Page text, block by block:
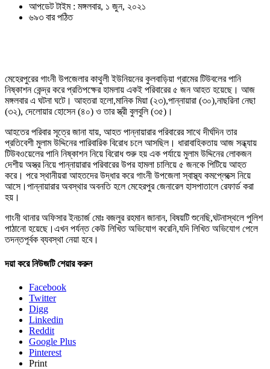
আপডেট টাইম : মঙ্গলবার, ১ জুন, ২০২১
৬৯৩ বার পঠিত
মেহেরপুরের গাংনী উপজেলার কাথুলী ইউনিয়নের কুলবাড়িয়া গ্রামের টিউবলের পানি
নিষ্কাশন কেন্দ্র করে প্রতিপক্ষের হামলায় একই পরিবারের ৫ জন আহত হয়েছে। আজ
মঙ্গলবার এ ঘটনা ঘটে। আহতরা হলো,মানিক মিয়া (২৩),পান্নায়ারা (৩০),নাছরিনা নেছা
(৩২), দেলোয়ার হোসেন (৪০) ও তার স্ত্রী বুলবুলি (৩৫)।
আহতের পরিবার সূত্রে জানা যায়, আহত পান্নায়ারার পরিবারের সাথে দীর্ঘদিন তার
প্রতিবেশী মুলাম উদ্দিনের পারিবারিক বিরোধ চলে আসছিল। ধারাবাহিকতায় আজ সন্ধ্যায়
টিউবওয়েলের পানি নিষ্কাশন নিয়ে বিরোধ শুরু হয় এক পর্যায়ে মুলাম উদ্দিনের লোকজন
দেশীয় অস্ত্র নিয়ে পান্নায়ারার পরিবারের উপর হামলা চালিয়ে ৫ জনকে পিটিয়ে আহত
করে। পরে স্থানীয়রা আহতদের উদ্ধার করে গাংনী উপজেলা স্বাস্থ্য কমপ্লেক্সে নিয়ে
আসে।পান্নায়ারার অবস্থার অবনতি হলে মেহেরপুর জেনারেল হাসপাতালে রেফার্ড করা
হয়।
গাংনী থানার অফিসার ইনচার্জ মোঃ বজলুর রহমান জানান, বিষয়টি শুনেছি,ঘটনাস্থলে পুলিশ
পাঠানো হয়েছে।এখন পর্যন্ত কেউ লিখিত অভিযোগ করেনি,যদি লিখিত অভিযোগ পেলে
তদন্তপূর্বক ব্যবস্থা নেয়া হবে।
দয়া করে নিউজটি শেয়ার করুন
Facebook
Twitter
Digg
Linkedin
Reddit
Google Plus
Pinterest
Print